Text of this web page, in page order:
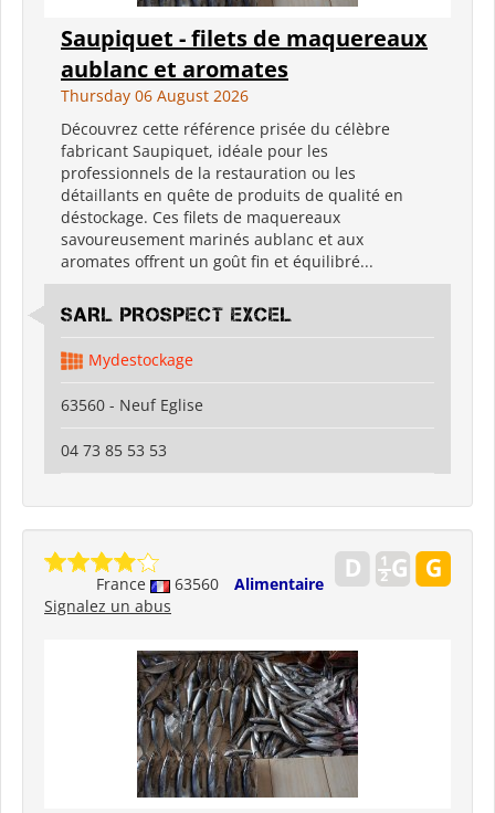
Saupiquet - filets de maquereaux
aublanc et aromates
Thursday 06 August 2026
Découvrez cette référence prisée du célèbre
fabricant Saupiquet, idéale pour les
professionnels de la restauration ou les
détaillants en quête de produits de qualité en
déstockage. Ces filets de maquereaux
savoureusement marinés aublanc et aux
aromates offrent un goût fin et équilibré...
SARL PROSPECT EXCEL
Mydestockage
63560 - Neuf Eglise
04 73 85 53 53
France 63560
Alimentaire
Signalez un abus